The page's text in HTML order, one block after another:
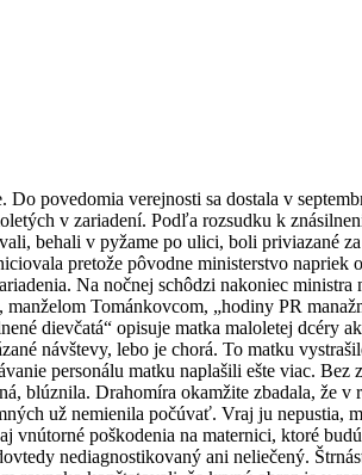
povedomia verejnosti sa dostala v
v zariadení. Podľa rozsudku k
behali v pyžame po ulici, boli priviazané
pretože pôvodne ministerstvo napriek
Na nočnej schôdzi nakoniec ministra
Tománkovcom, „hodiny PR
dievčatá“ opisuje matka maloletej dcéry
návštevy, lebo je chorá. To matku
personálu matku naplašili ešte viac. Bez
blúznila. Drahomíra okamžite zbadala, že v
už nemienila počúvať. Vraj ju nepustia,
vnútorné poškodenia na maternici, ktoré
nediagnostikovaný ani neliečený.